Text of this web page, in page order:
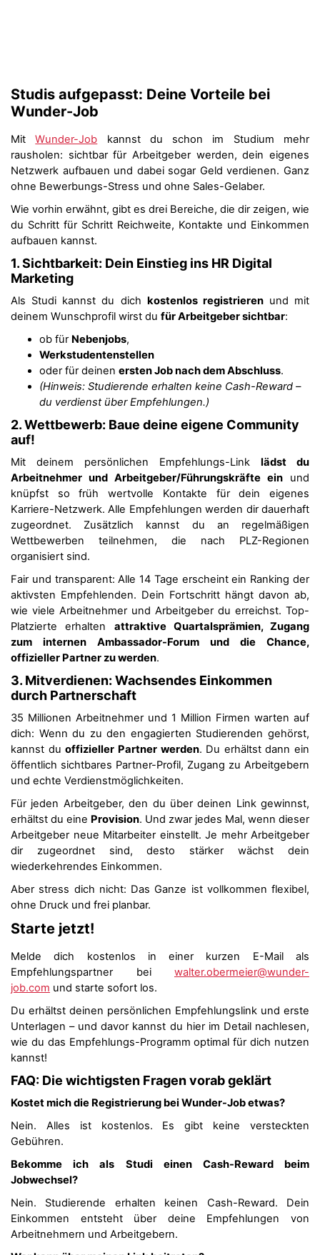
Studis aufgepasst: Deine Vorteile bei
Wunder-Job
MitWunder-Job kannst du schon im Studium mehr
rausholen: sichtbar für Arbeitgeber werden, dein eigenes
Netzwerk aufbauen und dabei sogar Geld verdienen. Ganz
ohne Bewerbungs-Stress und ohne Sales-Gelaber.
Wie vorhin erwähnt, gibt es drei Bereiche, die dir zeigen, wie
du Schritt für Schritt Reichweite, Kontakte und Einkommen
aufbauen kannst.
1. Sichtbarkeit: Dein Einstieg ins HR Digital
Marketing
Als Studi kannst du dich kostenlos registrierenund mit
deinem Wunschprofil wirst du für Arbeitgeber sichtbar:
ob für Nebenjobs,
Werkstudentenstellen
oder für deinen ersten Job nach dem Abschluss.
(Hinweis: Studierende erhalten keine Cash-Reward –
du verdienst über Empfehlungen.)
2. Wettbewerb: Baue deine eigene Community
auf!
Mit deinem persönlichen Empfehlungs-Link lädst du
Arbeitnehmer und Arbeitgeber/Führungskräfte ein und
knüpfst so früh wertvolle Kontakte für dein eigenes
Karriere-Netzwerk. Alle Empfehlungen werden dir dauerhaft
zugeordnet. Zusätzlich kannst du an regelmäßigen
Wettbewerben teilnehmen, die nach PLZ-Regionen
organisiert sind.
Fair und transparent: Alle 14 Tage erscheint ein Ranking der
aktivsten Empfehlenden. Dein Fortschritt hängt davon ab,
wie viele Arbeitnehmer und Arbeitgeber du erreichst. Top-
Platzierte erhalten attraktive Quartalsprämien, Zugang
zum internen Ambassador-Forum und die Chance,
offizieller Partner zu werden.
3. Mitverdienen: Wachsendes Einkommen
durch Partnerschaft
35 Millionen Arbeitnehmer und 1 Million Firmen warten auf
dich: Wenn du zu den engagierten Studierenden gehörst,
kannst duoffizieller Partner werden. Du erhältst dann ein
öffentlich sichtbares Partner-Profil, Zugang zu Arbeitgebern
und echte Verdienstmöglichkeiten.
Für jeden Arbeitgeber, den du über deinen Link gewinnst,
erhältst du eine Provision. Und zwar jedes Mal, wenn dieser
Arbeitgeber neue Mitarbeiter einstellt. Je mehr Arbeitgeber
dir zugeordnet sind, desto stärker wächst dein
wiederkehrendes Einkommen.
Aber stress dich nicht: Das Ganze ist vollkommen flexibel,
ohne Druck und frei planbar.
Starte jetzt!
Melde dich kostenlos in einer kurzen E-Mail als
Empfehlungspartner bei
walter.obermeier@wunder-
job.com und starte sofort los.
Du erhältst deinen persönlichen Empfehlungslink und erste
Unterlagen – und davor kannst du hierim Detail nachlesen,
wie du das Empfehlungs-Programm optimal für dich nutzen
kannst!
FAQ: Die wichtigsten Fragen vorab geklärt
Kostet mich die Registrierung bei Wunder-Job etwas?
Nein. Alles ist kostenlos. Es gibt keine versteckten
Gebühren.
Bekomme ich als Studi einen Cash-Reward beim
Jobwechsel?
Nein. Studierende erhalten keinen Cash-Reward. Dein
Einkommen entsteht über deine Empfehlungen von
Arbeitnehmern und Arbeitgebern.